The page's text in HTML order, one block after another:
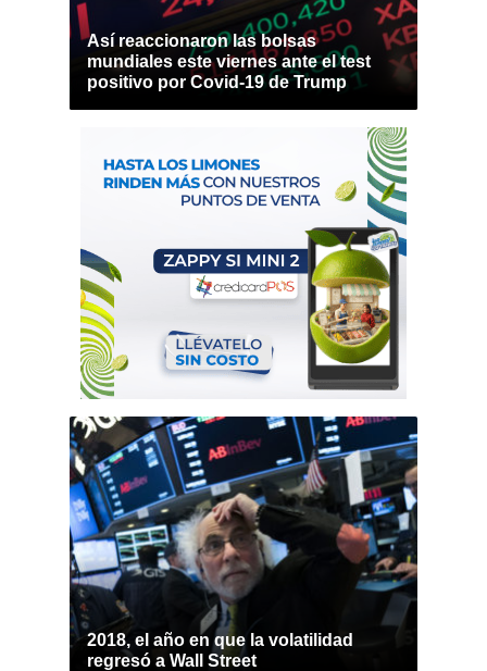
Así reaccionaron las bolsas
mundiales este viernes ante el test
positivo por Covid-19 de Trump
2018, el año en que la volatilidad
regresó a Wall Street